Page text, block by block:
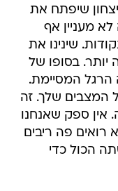
שיפתח את
מעניין אף
שינינו את
יותר. בסופו של
המסיימת.
המצבים שלך. זה
אין ספק שאנחנו
רואים פה ריבים
הכול כדי